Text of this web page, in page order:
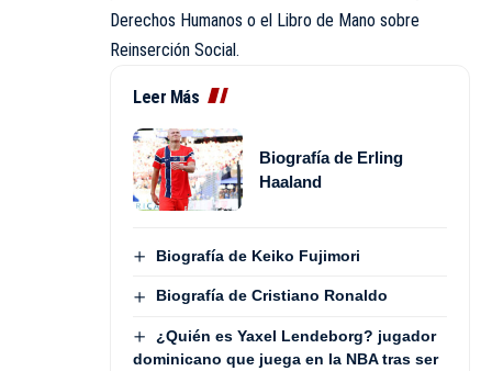
Derechos Humanos o el Libro de Mano sobre
Reinserción Social.
Leer Más
Biografía de Erling
Haaland
Biografía de Keiko Fujimori
Biografía de Cristiano Ronaldo
¿Quién es Yaxel Lendeborg? jugador
dominicano que juega en la NBA tras ser